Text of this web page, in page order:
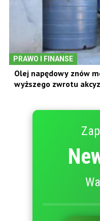
PRAWO I FINANSE
Olej napędowy znów
wyższego zwrotu